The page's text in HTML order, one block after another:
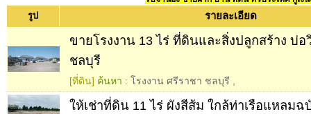
รูป รายละเอียด
ขายโรงงาน 13 ไร่ ที่ดินและสิ่งปลูกสร้าง บ่อ
ชลบุรี
[ที่ดิน] ค้นหา : โรงงาน ศรีราชา ชลบุรี​
ให้เช่าที่ดิน 11 ไร่ ผังสีส้ม ใกล้ท่าเรือแหลมฉ